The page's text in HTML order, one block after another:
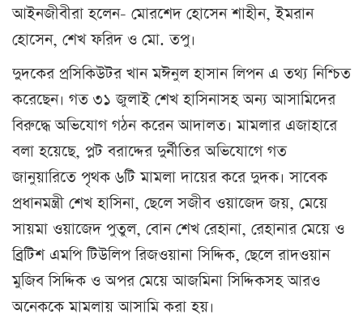
আইনজীবীরা হলেন- মোরশেদ হোসেন শাহীন, ইমরান
হোসেন, শেখ ফরিদ ও মো. তপু।
দুদকের প্রসিকিউটর খান মঈনুল হাসান লিপন এ তথ্য নিশ্চিত
করেছেন। গত ৩১ জুলাই শেখ হাসিনাসহ অন্য আসামিদের
বিরুদ্ধে অভিযোগ গঠন করেন আদালত। মামলার এজাহারে
বলা হয়েছে, প্লট বরাদ্দের দুর্নীতির অভিযোগে গত
জানুয়ারিতে পৃথক ৬টি মামলা দায়ের করে দুদক। সাবেক
প্রধানমন্ত্রী শেখ হাসিনা, ছেলে সজীব ওয়াজেদ জয়, মেয়ে
সায়মা ওয়াজেদ পুতুল, বোন শেখ রেহানা, রেহানার মেয়ে ও
ব্রিটিশ এমপি টিউলিপ রিজওয়ানা সিদ্দিক, ছেলে রাদওয়ান
মুজিব সিদ্দিক ও অপর মেয়ে আজমিনা সিদ্দিকসহ আরও
অনেককে মামলায় আসামি করা হয়।